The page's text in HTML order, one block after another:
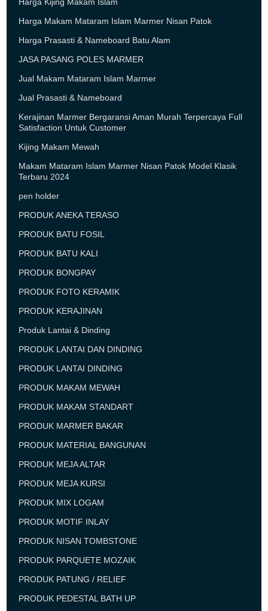
Harga Makam Mataram Islam Marmer Nisan Patok
Harga Prasasti & Nameboard Batu Alam
JASA PASANG POLES MARMER
Jual Makam Mataram Islam Marmer
Jual Prasasti & Nameboard
Kerajinan Marmer Bergaransi Aman Murah Terpercaya Full
Satisfaction Untuk Customer
Kijing Makam Mewah
Makam Mataram Islam Marmer Nisan Patok Model Klasik
Terbaru 2024
pen holder
PRODUK ANEKA TERASO
PRODUK BATU FOSIL
PRODUK BATU KALI
PRODUK BONGPAY
PRODUK FOTO KERAMIK
PRODUK KERAJINAN
Produk Lantai & Dinding
PRODUK LANTAI DAN DINDING
PRODUK LANTAI DINDING
PRODUK MAKAM MEWAH
PRODUK MAKAM STANDART
PRODUK MARMER BAKAR
PRODUK MATERIAL BANGUNAN
PRODUK MEJA ALTAR
PRODUK MEJA KURSI
PRODUK MIX LOGAM
PRODUK MOTIF INLAY
PRODUK NISAN TOMBSTONE
PRODUK PARQUETE MOZAIK
PRODUK PATUNG / RELIEF
PRODUK PEDESTAL BATH UP